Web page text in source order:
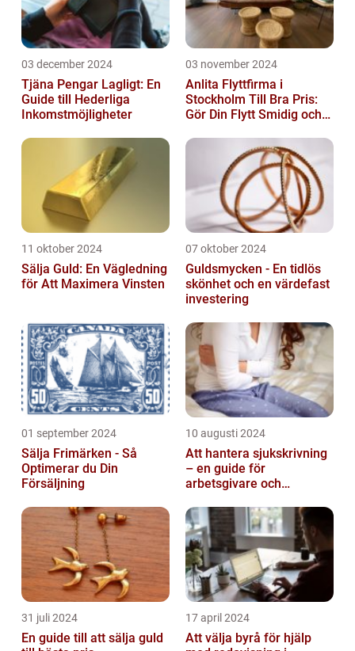
03 december 2024
Tjäna Pengar Lagligt: En
Guide till Hederliga
Inkomstmöjligheter
03 november 2024
Anlita Flyttfirma i
Stockholm Till Bra Pris:
Gör Din Flytt Smidig och
11 oktober 2024
Sälja Guld: En Vägledning
för Att Maximera Vinsten
07 oktober 2024
Guldsmycken - En tidlös
skönhet och en värdefast
investering
01 september 2024
Sälja Frimärken - Så
Optimerar du Din
Försäljning
10 augusti 2024
Att hantera sjukskrivning
– en guide för
arbetsgivare och
31 juli 2024
En guide till att sälja guld
17 april 2024
Att välja byrå för hjälp